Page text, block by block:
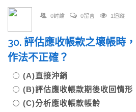
0討論 0留言 1追蹤
30. 評估應收帳款之壞帳時
作法不正確？
(A)直接沖銷
(B)評估應收帳款期後收回情
(C)分析應收帳款帳齡